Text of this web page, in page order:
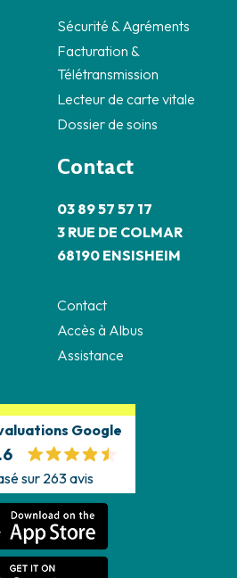
Sécurité & Agréments
Facturation &
Télétransmission
Lecteur de carte vitale
Dossier de soins
Contact
03 89 57 57 17
3 RUE DE COLMAR
68190 ENSISHEIM
Contact
Accès à Albus
Assistance
Google
sur 263 avis